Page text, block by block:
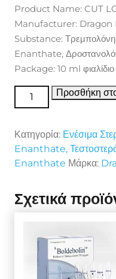
Product Name: CUT
Manufacturer: Dragon
Substance:
Enanthate,
Package: 10 ml
Ενέσιμα Στεροειδή
Προσθήκη
Κατηγορία: Ενέσιμα
Enanthate,
Enanthate Μάρκα:
Σχετικά